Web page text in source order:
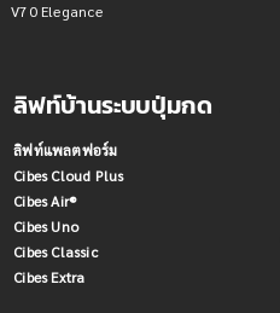
V70 Elegance
ลิฟท์บ้านระบบปุ่มกด
ลิฟท์แพลตฟอร์ม
Cibes Cloud Plus
Cibes Air®
Cibes Uno
Cibes Classic
Cibes Extra